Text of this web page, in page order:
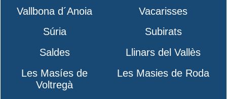
Vallbona d´Anoia
Vacarisses
Súria
Subirats
Saldes
Llinars del Vallès
Les Masíes de
Voltregà
Les Masies de Roda